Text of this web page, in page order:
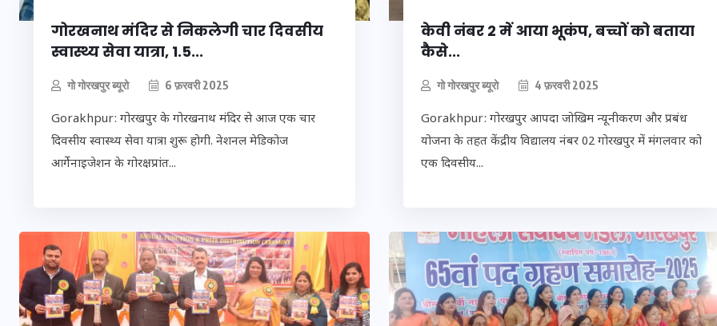
गोरखनाथ मंदिर से निकलेगी चार दिवसीय
स्वास्थ्य सेवा यात्रा, 1.5...
गो गोरखपुर ब्यूरो 6 फ़रवरी 2025
Gorakhpur: गोरखपुर के गोरखनाथ मंदिर से आज एक चार
दिवसीय स्वास्थ्य सेवा यात्रा शुरू होगी. नेशनल मेडिकोज
आर्गेनाइजेशन के गोरक्षप्रांत...
केवी नंबर 2 में आया भूकंप, बच्चों को बताया
कैसे...
गो गोरखपुर ब्यूरो 4 फ़रवरी 2025
Gorakhpur: गोरखपुर आपदा जोखिम न्यूनीकरण और प्रबंध
योजना के तहत केंद्रीय विद्यालय नंबर 02 गोरखपुर में मंगलवार को
एक दिवसीय...